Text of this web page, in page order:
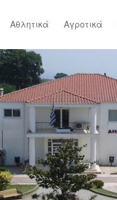
Αθλητικά Αγροτικά